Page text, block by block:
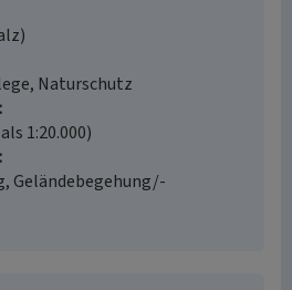
Naturschutz
1:20.000)
Geländebegehung/-